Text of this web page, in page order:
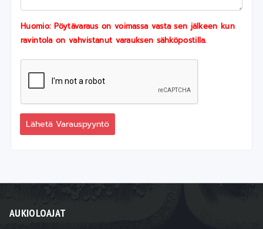
Huomio: Pöytävaraus on voimassa vasta sen jälkeen kun
ravintola on vahvistanut varauksen sähköpostilla.
Lähetä Varauspyyntö
AUKIOLOAJAT